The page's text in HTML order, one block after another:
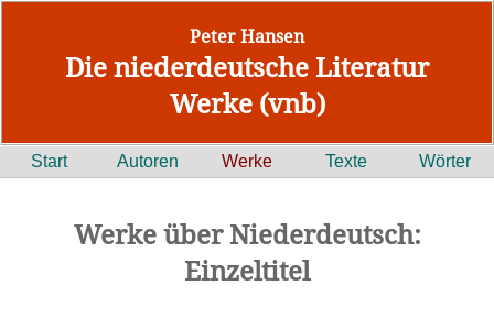
Peter Hansen
Die niederdeutsche Literatur
Werke (vnb)
Start Autoren Werke Texte Wörter
Werke über Niederdeutsch:
Einzeltitel